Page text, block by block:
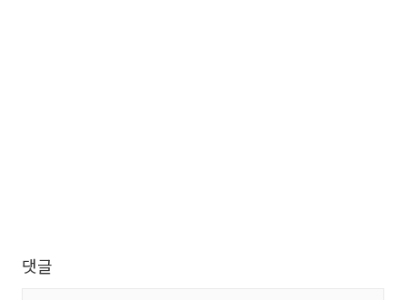
댓글